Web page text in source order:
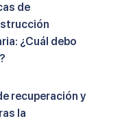
de
¿Cuál debo
recuperación y
la